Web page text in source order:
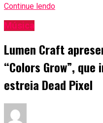
Continue lendo
Música
Lumen Craft
“Colors Grow”,
estreia Dead Pixel